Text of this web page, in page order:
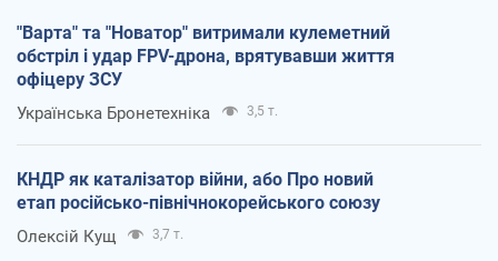
"Варта" та "Новатор" витримали кулеметний
обстріл і удар FPV-дрона, врятувавши життя
офіцеру ЗСУ
Українська Бронетехніка 3,5 т.
КНДР як каталізатор війни, або Про новий
етап російсько-північнокорейського союзу
Олексій Кущ 3,7 т.